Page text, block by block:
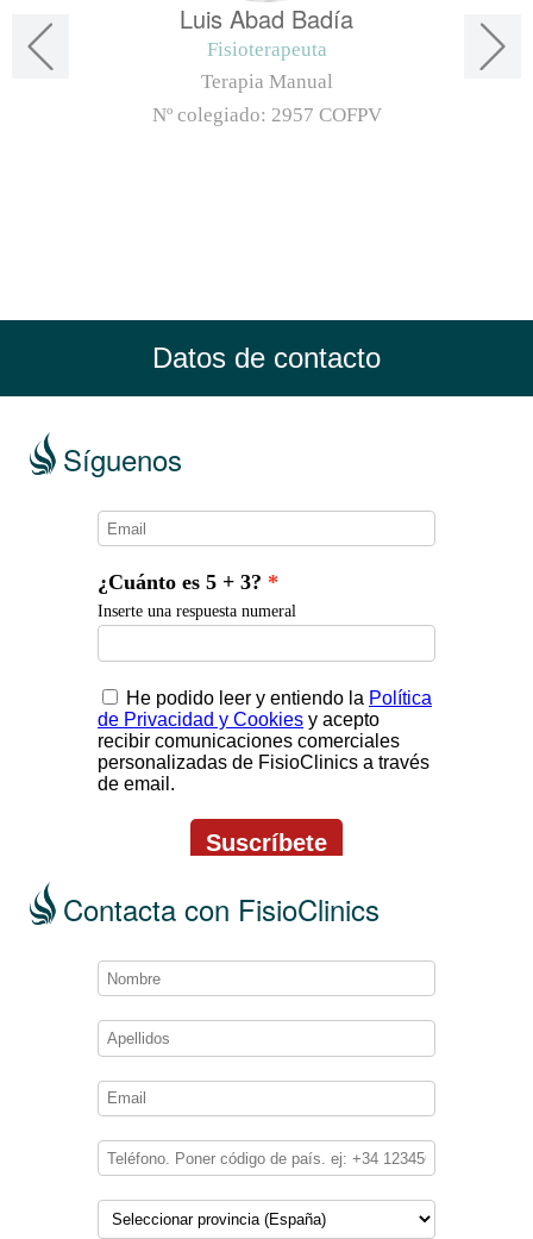
Luis Abad Badía
Fisioterapeuta
Terapia Manual
Nº colegiado: 2957 COFPV
Datos de contacto
Síguenos
Contacta con FisioClinics